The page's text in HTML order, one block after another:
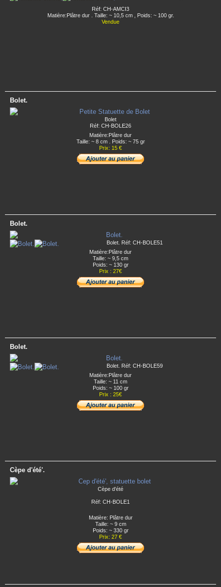
Réf: CH-AMCI3
Matière:Plâtre dur . Taille: ~ 10,5 cm , Poids: ~ 100 gr.
Vendue
Bolet.
Bolet
Réf: CH-BOLE26
Matière:Plâtre dur
Taille: ~ 8 cm . Poids: ~ 75 gr
Prix: 15 €
Bolet.
Bolet. Réf: CH-BOLE51
Matière:Plâtre dur
Taille: ~ 9,5 cm
Poids: ~ 130 gr
Prix : 27€
Bolet.
Bolet. Réf: CH-BOLE59
Matière:Plâtre dur
Taille: ~ 11 cm
Poids: ~ 100 gr
Prix : 25€
Cèpe d'été'.
Cèpe d'été
Réf: CH-BOLE1
Matière: Plâtre dur
Taille: ~ 9 cm
Poids: ~ 330 gr
Prix: 27 €